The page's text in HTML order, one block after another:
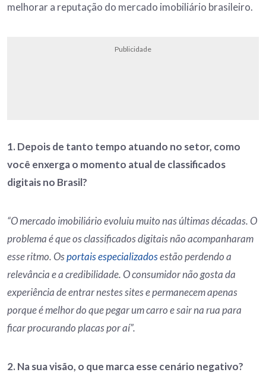
melhorar a reputação do mercado imobiliário brasileiro.
Publicidade
1. Depois de tanto tempo atuando no setor, como
você enxerga o momento atual de classificados
digitais no Brasil?
“O mercado imobiliário evoluiu muito nas últimas décadas. O
problema é que os classificados digitais não acompanharam
esse ritmo. Osportais especializadosestão perdendo a
relevância e a credibilidade. O consumidor não gosta da
experiência de entrar nestes sites e permanecem apenas
porque é melhor do que pegar um carro e sair na rua para
ficar procurando placas por aí”.
2. Na sua visão, o que marca esse cenário negativo?